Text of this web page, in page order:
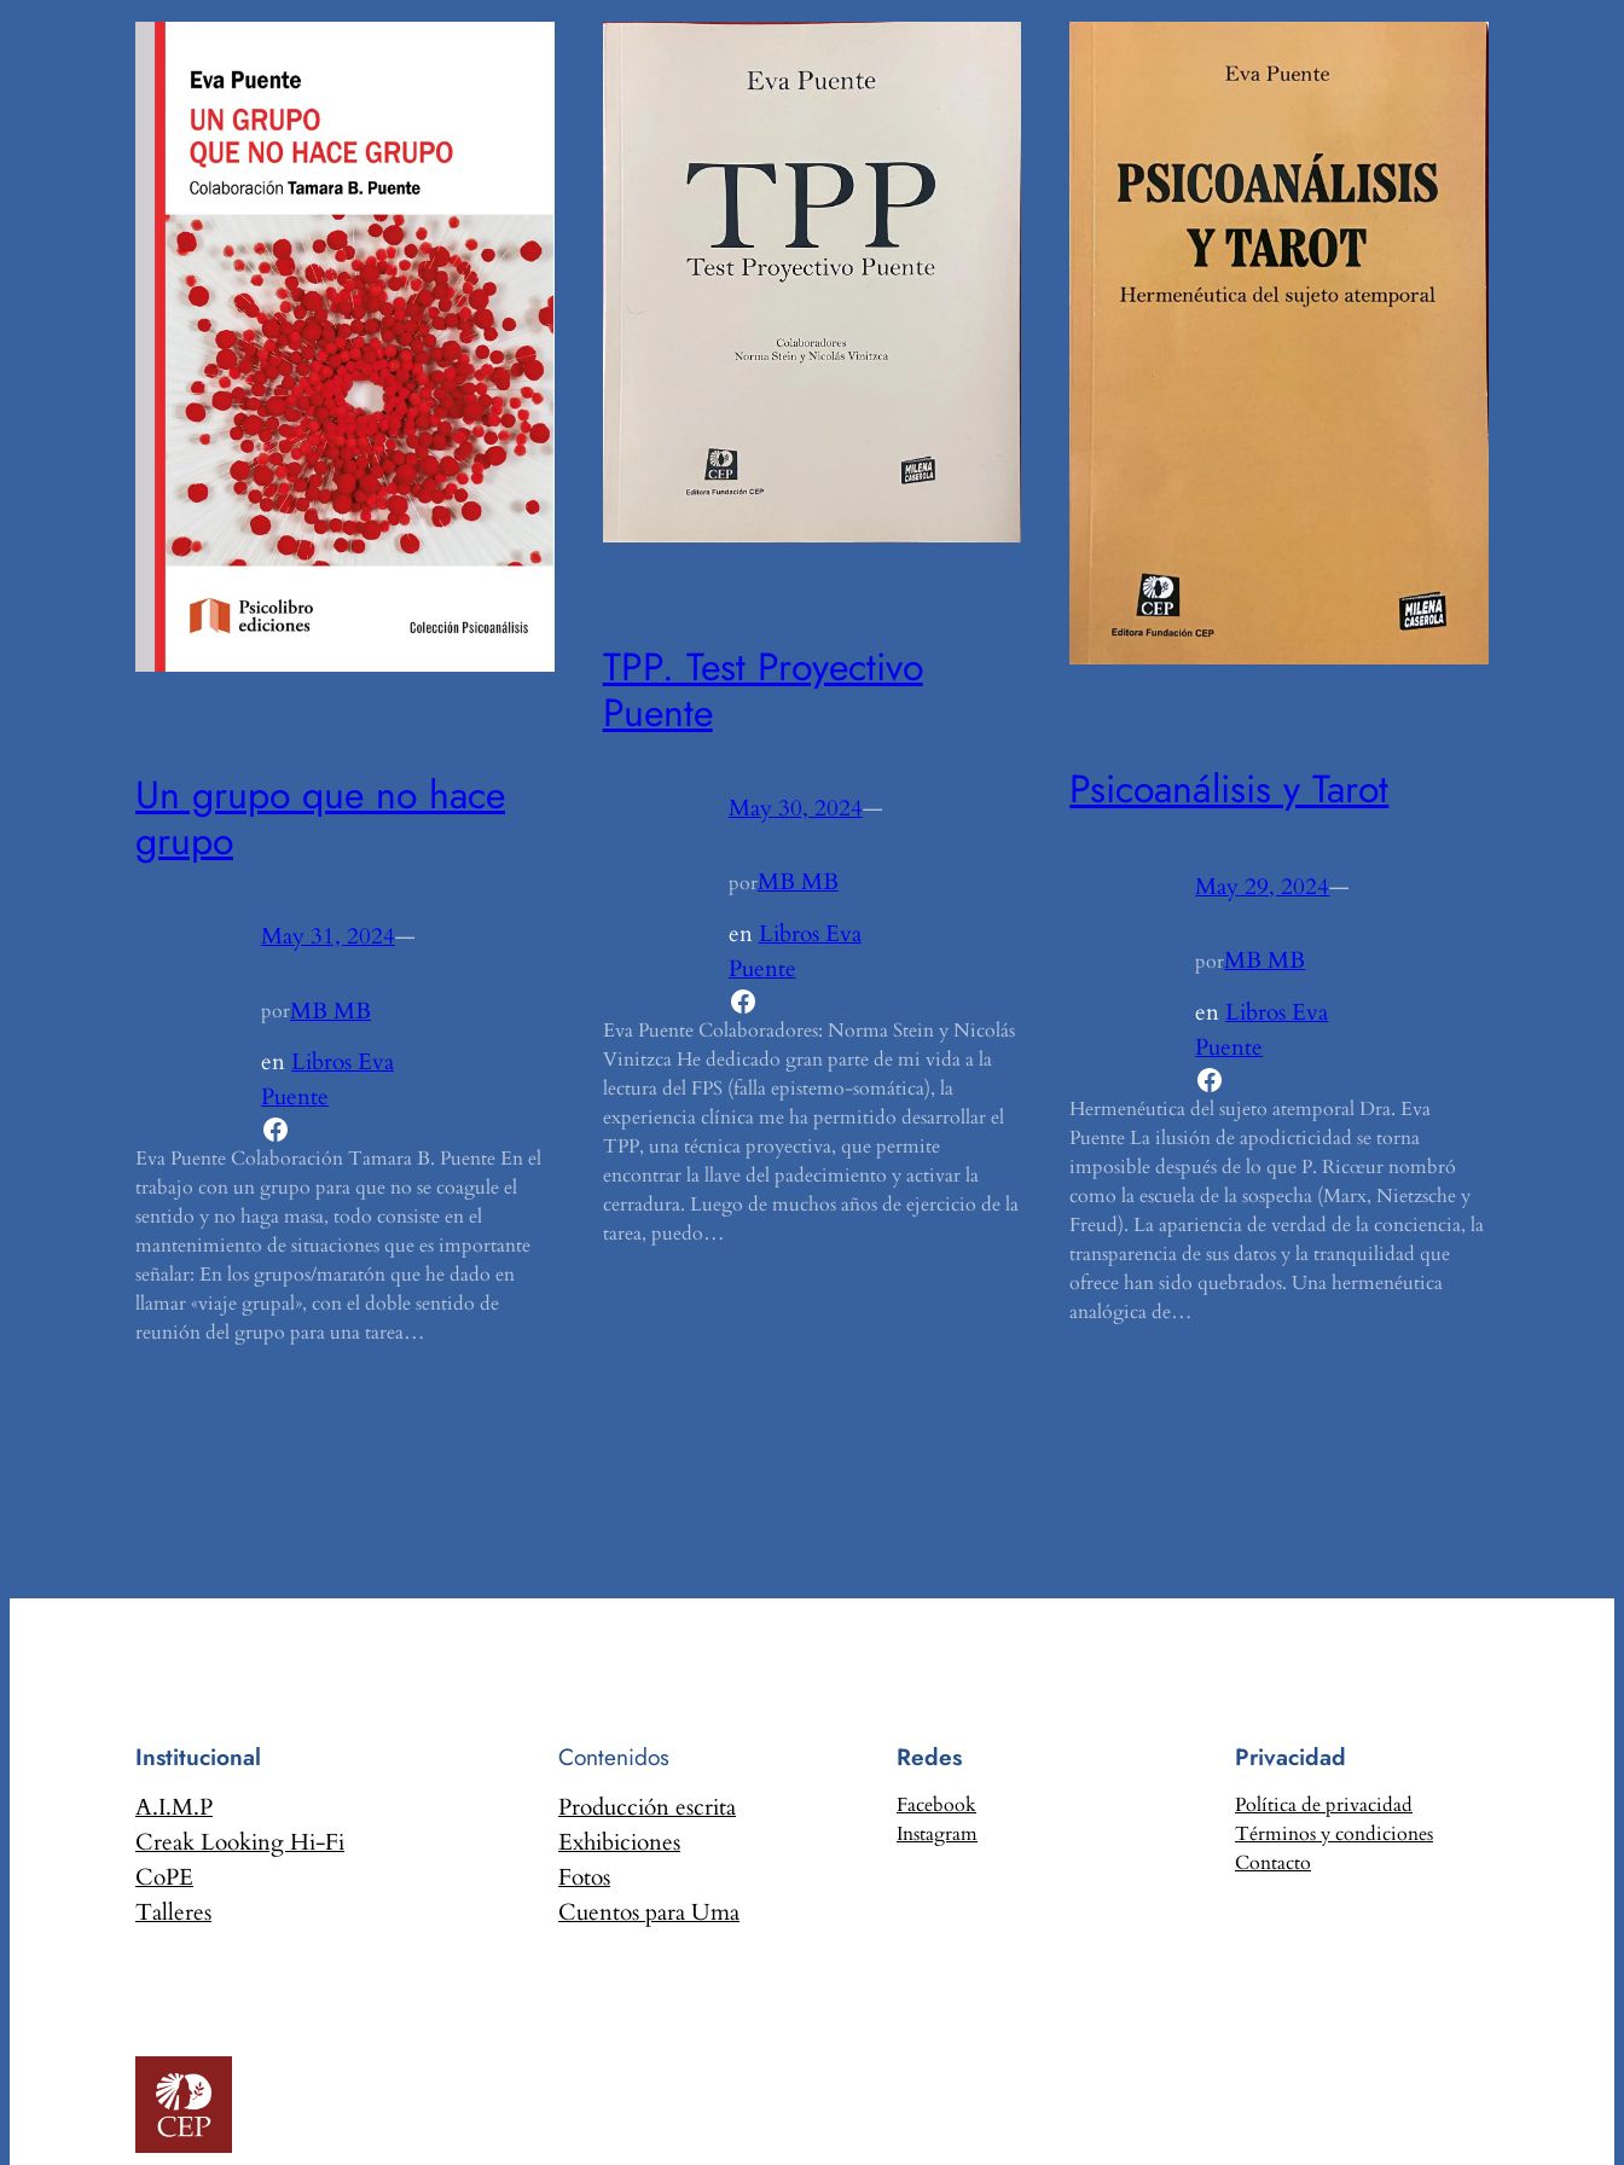
Un grupo que no hace
grupo
May 31, 2024—
porMB MB
enLibros Eva
Puente
Facebook
Eva Puente Colaboración Tamara B. Puente En el
trabajo con un grupo para que no se coagule el
sentido y no haga masa, todo consiste en el
mantenimiento de situaciones que es importante
señalar: En los grupos/maratón que he dado en
llamar «viaje grupal», con el doble sentido de
reunión del grupo para una tarea…
TPP. Test Proyectivo
Puente
May 30, 2024—
porMB MB
en Libros Eva
Puente
Facebook
Eva Puente Colaboradores: Norma Stein y Nicolás
Vinitzca He dedicado gran parte de mi vida a la
lectura del FPS (falla epistemo-somática), la
experiencia clínica me ha permitido desarrollar el
TPP, una técnica proyectiva, que permite
encontrar la llave del padecimiento y activar la
cerradura. Luego de muchos años de ejercicio de la
tarea, puedo…
Psicoanálisis y Tarot
May 29, 2024—
porMB MB
en Libros Eva
Puente
Facebook
Hermenéutica del sujeto atemporal Dra. Eva
Puente La ilusión de apodicticidad se torna
imposible después de lo que P. Ricœur nombró
como la escuela de la sospecha (Marx, Nietzsche y
Freud). La apariencia de verdad de la conciencia, la
transparencia de sus datos y la tranquilidad que
ofrece han sido quebrados. Una hermenéutica
analógica de…
Institucional
A.I.M.P
Creak Looking Hi-Fi
CoPE
Talleres
Contenidos
Producción escrita
Exhibiciones
Fotos
Cuentos para Uma
Redes
Facebook
Instagram
Privacidad
Política de privacidad
Términos y condiciones
Contacto